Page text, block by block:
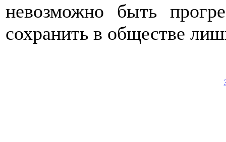
невозможно быть
сохранить в обществе